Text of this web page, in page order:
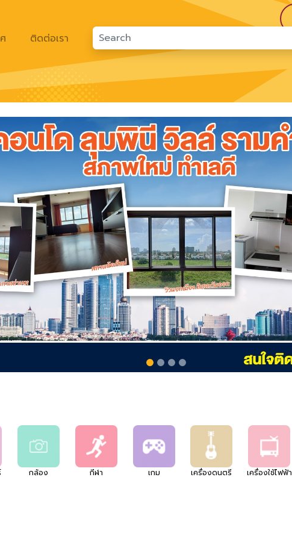
ติดต่อเรา
กล้อง กีฬา เกม เครื่องดนตรี เครื่องใช้ไฟฟ้า